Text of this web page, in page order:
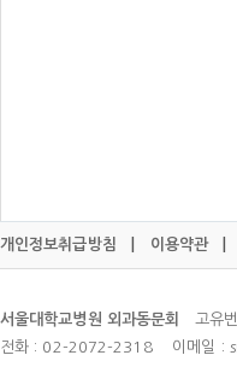
개인정보취급방침 이용약관|
서울대학교병원 외과동문회
고유
전화 : 02-2072-2318 이메일 :